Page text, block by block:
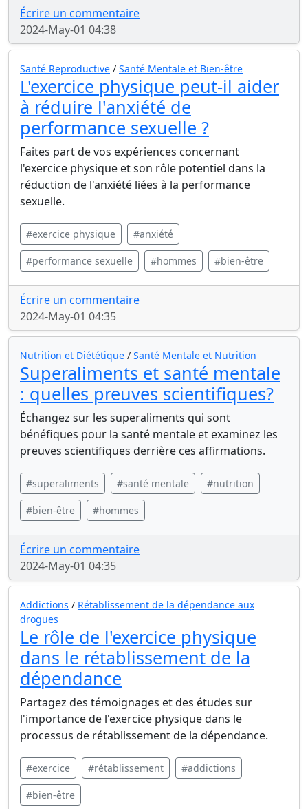
Écrire un commentaire
2024-May-01 04:38
Santé Reproductive / Santé Mentale et Bien-être
L'exercice physique peut-il aider
à réduire l'anxiété de
performance sexuelle ?
Faites part de vos expériences concernant
l'exercice physique et son rôle potentiel dans la
réduction de l'anxiété liées à la performance
sexuelle.
#exercice physique #anxiété
#performance sexuelle #hommes #bien-être
Écrire un commentaire
2024-May-01 04:35
Nutrition et Diététique / Santé Mentale et Nutrition
Superaliments et santé mentale
: quelles preuves scientifiques?
Échangez sur les superaliments qui sont
bénéfiques pour la santé mentale et examinez les
preuves scientifiques derrière ces affirmations.
#superaliments #santé mentale #nutrition
#bien-être #hommes
Écrire un commentaire
2024-May-01 04:35
Addictions / Rétablissement de la dépendance aux
drogues
Le rôle de l'exercice physique
dans le rétablissement de la
dépendance
Partagez des témoignages et des études sur
l'importance de l'exercice physique dans le
processus de rétablissement de la dépendance.
#exercice #rétablissement #addictions
#bien-être